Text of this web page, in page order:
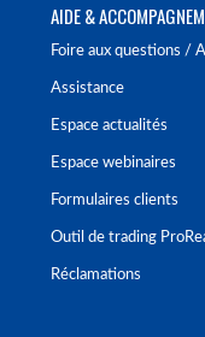
AIDE &
Foire aux questions /
Assistance
Espace actualités
Espace webinaires
Formulaires clients
Outil de trading
Réclamations